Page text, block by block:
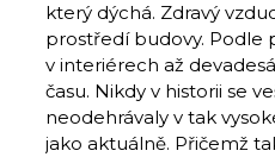
který dýchá. Zdravý
prostředí budovy. Podle
v interiérech až
času. Nikdy v historii se
neodehrávaly v tak
jako aktuálně. Přičemž